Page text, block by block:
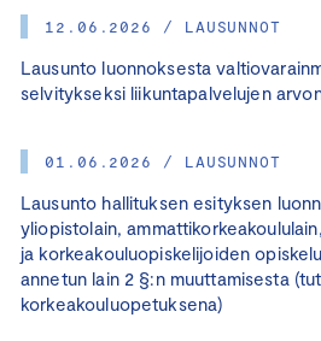
12.06.2026 / LAUSUNNOT
Lausunto luonnoksesta
selvitykseksi liikuntapalvelujen
01.06.2026 / LAUSUNNOT
Lausunto hallituksen esityksen
yliopistolain,
ja korkeakouluopiskelijoiden
annetun lain 2 §:n muuttamisesta
korkeakouluopetuksena)